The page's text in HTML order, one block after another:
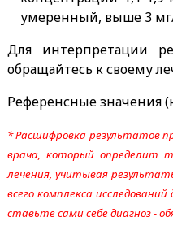
умеренный, выше 3
Для интерпретации
обращайтесь к своему
Референсные значения
* Расшифровка результатов
врача, который определит
лечения, учитывая
всего комплекса
ставьте сами себе диагноз -